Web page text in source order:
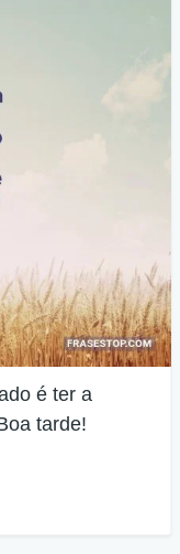
é ter a
tarde!